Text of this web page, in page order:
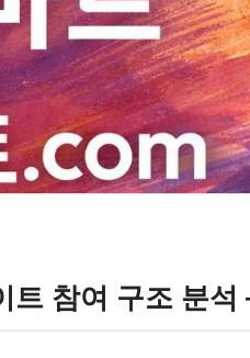
트 참여 구조 분